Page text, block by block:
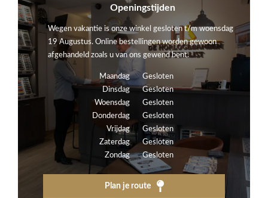
Openingstijden
Wegen vakantie is onze winkel gesloten t/m woensdag
19 Augustus. Online bestellingen worden gewoon
afgehandeld zoals u van ons gewend bent.
Maandag
Gesloten
Dinsdag
Gesloten
Woensdag
Gesloten
Donderdag
Gesloten
Vrijdag
Gesloten
Zaterdag
Gesloten
Zondag
Gesloten
Plan je route